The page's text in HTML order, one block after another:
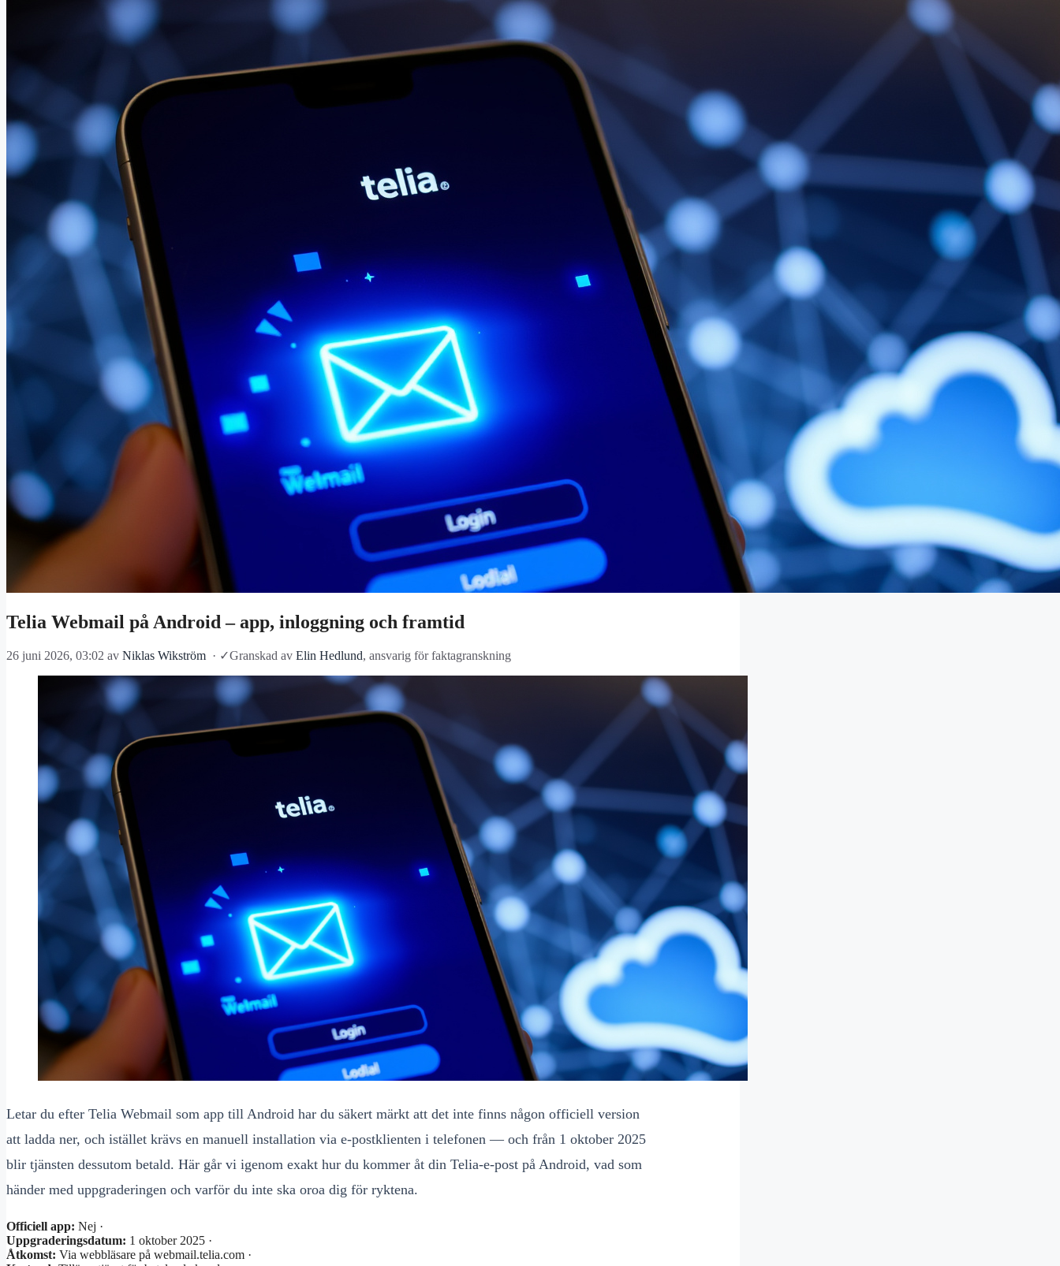
Telia Webmail på Android – app, inloggning och framtid
26 juni 2026, 03:02 av Niklas Wikström · ✓Granskad av Elin Hedlund, ansvarig för faktagranskning
Letar du efter Telia Webmail som app till Android har du säkert märkt att det inte finns någon officiell version
att ladda ner, och istället krävs en manuell installation via e-postklienten i telefonen — och från 1 oktober 2025
blir tjänsten dessutom betald. Här går vi igenom exakt hur du kommer åt din Telia-e-post på Android, vad som
händer med uppgraderingen och varför du inte ska oroa dig för ryktena.
Officiell app: Nej ·
Uppgraderingsdatum: 1 oktober 2025 ·
Åtkomst: Via webbläsare på webmail.telia.com ·